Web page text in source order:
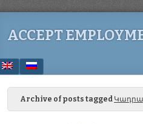
ACCEPT
Menu
SKIP TO CONTENT
Archive of posts tagged